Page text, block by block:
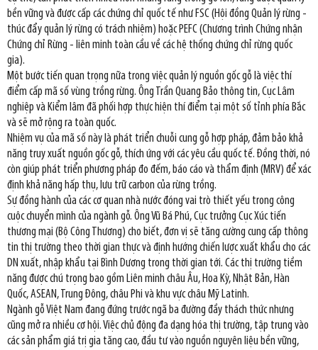
bền vững và được cấp các chứng chỉ quốc tế như FSC (Hội đồng Quản lý rừng -
thúc đẩy quản lý rừng có trách nhiệm) hoặc PEFC (Chương trình Chứng nhận
Chứng chỉ Rừng - liên minh toàn cầu về các hệ thống chứng chỉ rừng quốc
gia).
Một bước tiến quan trọng nữa trong việc quản lý nguồn gốc gỗ là việc thí
điểm cấp mã số vùng trồng rừng. Ông Trần Quang Bảo thông tin, Cục Lâm
nghiệp và Kiểm lâm đã phối hợp thực hiện thí điểm tại một số tỉnh phía Bắc
và sẽ mở rộng ra toàn quốc.
Nhiệm vụ của mã số này là phát triển chuỗi cung gỗ hợp pháp, đảm bảo khả
năng truy xuất nguồn gốc gỗ, thích ứng với các yêu cầu quốc tế. Đồng thời, nó
còn giúp phát triển phương pháp đo đếm, báo cáo và thẩm định (MRV) để xác
định khả năng hấp thụ, lưu trữ carbon của rừng trồng.
Sự đồng hành của các cơ quan nhà nước đóng vai trò thiết yếu trong công
cuộc chuyển mình của ngành gỗ. Ông Vũ Bá Phú, Cục trưởng Cục Xúc tiến
thương mại (Bộ Công Thương) cho biết, đơn vị sẽ tăng cường cung cấp thông
tin thị trường theo thời gian thực và định hướng chiến lược xuất khẩu cho các
DN xuất, nhập khẩu tại Bình Dương trong thời gian tới. Các thị trường tiềm
năng được chú trọng bao gồm Liên minh châu Âu, Hoa Kỳ, Nhật Bản, Hàn
Quốc, ASEAN, Trung Đông, châu Phi và khu vực châu Mỹ Latinh.
Ngành gỗ Việt Nam đang đứng trước ngã ba đường đầy thách thức nhưng
cũng mở ra nhiều cơ hội. Việc chủ động đa dạng hóa thị trường, tập trung vào
các sản phẩm giá trị gia tăng cao, đầu tư vào nguồn nguyên liệu bền vững,